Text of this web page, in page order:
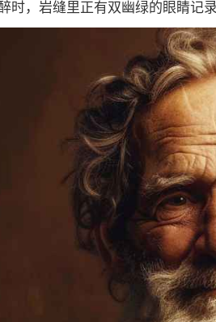
时，岩缝里正有双幽绿的眼睛记